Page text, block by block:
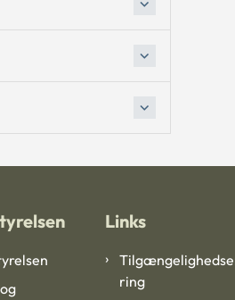
Links
ring